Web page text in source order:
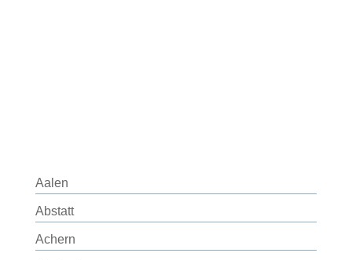
Aalen
Abstatt
Achern